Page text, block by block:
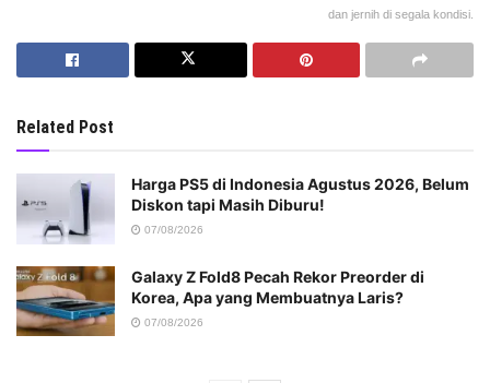
dan jernih di segala kondisi.
Related Post
Harga PS5 di Indonesia Agustus 2026, Belum
Diskon tapi Masih Diburu!
07/08/2026
Galaxy Z Fold8 Pecah Rekor Preorder di
Korea, Apa yang Membuatnya Laris?
07/08/2026